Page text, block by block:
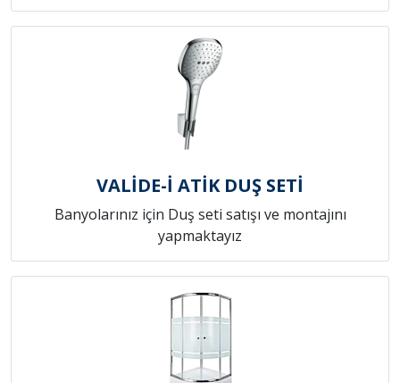
VALİDE-İ ATİK DUŞ SETİ
Banyolarınız için Duş seti satışı ve montajını
yapmaktayız